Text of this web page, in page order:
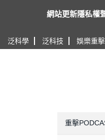
泛科學 泛科技 娛樂重擊
重擊
網站更新隱私權